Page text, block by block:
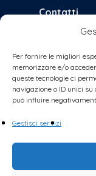
Per fornire le migliori
memorizzare e/o
queste tecnologie ci
navigazione o ID unici
può influire
Gestisci servizi
Contatti
per
se volete
coalizione
foto,